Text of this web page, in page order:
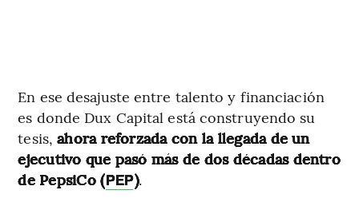
En ese desajuste entre talento y financiación
es donde Dux Capital está construyendo su
tesis,ahora reforzada con la llegada de un
ejecutivo que pasó más de dos décadas dentro
de PepsiCo (PEP).